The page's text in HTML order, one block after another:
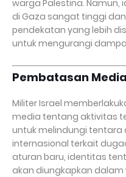
warga Palestina. Namun,
di Gaza sangat tinggi
pendekatan yang lebih
untuk mengurangi
Pembatasan
Militer Israel
media tentang aktivitas
untuk melindungi tentara
internasional terkait
aturan baru, identitas
akan diungkapkan